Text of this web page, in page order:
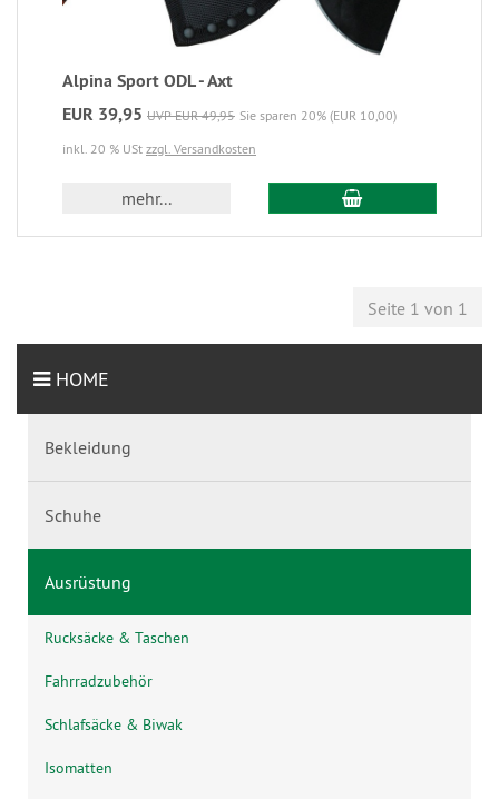
Alpina Sport ODL - Axt
EUR 39,95 UVP EUR 49,95 Sie sparen 20% (EUR 10,00)
inkl. 20 % USt zzgl. Versandkosten
mehr...
Seite 1 von 1
HOME
Bekleidung
Schuhe
Ausrüstung
Rucksäcke & Taschen
Fahrradzubehör
Schlafsäcke & Biwak
Isomatten